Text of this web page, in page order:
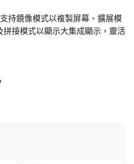
持鏡像模式以複製屏幕、擴展模
接模式以顯示大集成顯示，靈活